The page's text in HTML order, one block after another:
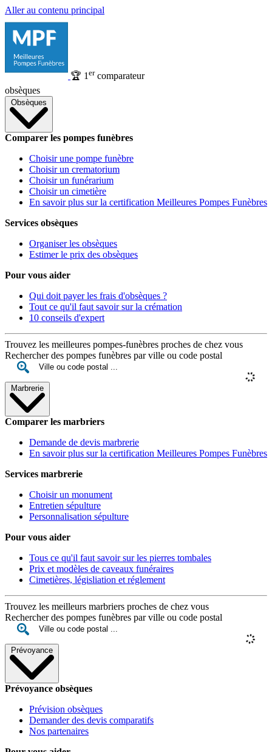
Aller au contenu principal
🏆 1 ercomparateur
obsèques
Obsèques
Comparer les pompes funèbres
Choisir une pompe funèbre
Choisir un crematorium
Choisir un funérarium
Choisir un cimetière
En savoir plus sur la certification Meilleures Pompes Funèbres
Services obsèques
Organiser les obsèques
Estimer le prix des obsèques
Pour vous aider
Qui doit payer les frais d'obsèques ?
Tout ce qu'il faut savoir sur la crémation
10 conseils d'expert
Trouvez les meilleures pompes-funèbres proches de chez vous
Rechercher des pompes funèbres par ville ou code postal
Marbrerie
Comparer les marbriers
Demande de devis marbrerie
En savoir plus sur la certification Meilleures Pompes Funèbres
Services marbrerie
Choisir un monument
Entretien sépulture
Personnalisation sépulture
Pour vous aider
Tous ce qu'il faut savoir sur les pierres tombales
Prix et modèles de caveaux funéraires
Cimetières, législiation et réglement
Trouvez les meilleurs marbriers proches de chez vous
Rechercher des pompes funèbres par ville ou code postal
Prévoyance
Prévoyance obsèques
Prévision obsèques
Demander des devis comparatifs
Nos partenaires